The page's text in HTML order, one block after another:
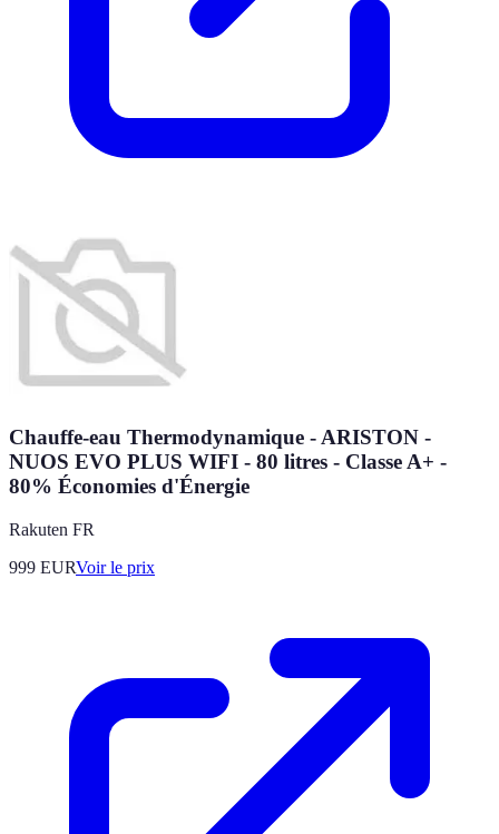
Chauffe-eau Thermodynamique - ARISTON -
NUOS EVO PLUS WIFI - 80 litres - Classe A+ -
80% Économies d'Énergie
Rakuten FR
999 EURVoir le prix